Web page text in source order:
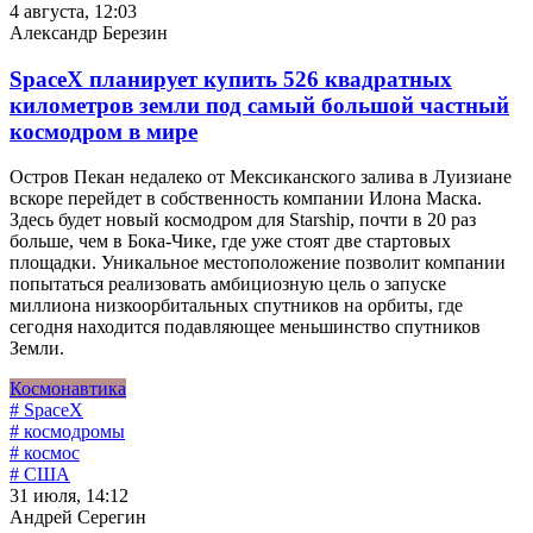
4 августа, 12:03
Александр Березин
SpaceX планирует купить 526 квадратных
километров земли под самый большой частный
космодром в мире
Остров Пекан недалеко от Мексиканского залива в Луизиане
вскоре перейдет в собственность компании Илона Маска.
Здесь будет новый космодром для Starship, почти в 20 раз
больше, чем в Бока-Чике, где уже стоят две стартовых
площадки. Уникальное местоположение позволит компании
попытаться реализовать амбициозную цель о запуске
миллиона низкоорбитальных спутников на орбиты, где
сегодня находится подавляющее меньшинство спутников
Земли.
Космонавтика
# SpaceX
# космодромы
# космос
# США
31 июля, 14:12
Андрей Серегин